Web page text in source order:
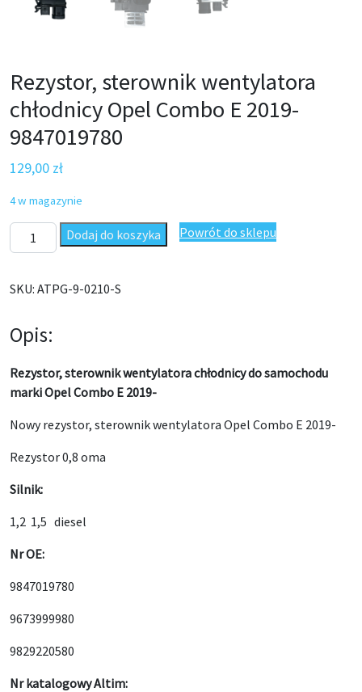
Rezystor, sterownik wentylatora
chłodnicy Opel Combo E 2019-
9847019780
129,00 zł
4 w magazynie
ilość Rezystor, sterownik wentylatora chłodnicy Opel Combo E
Dodaj do koszyka Powrót do sklepu
SKU: ATPG-9-0210-S
Opis:
Rezystor, sterownik wentylatora chłodnicy do samochodu
marki Opel Combo E 2019-
Nowy rezystor, sterownik wentylatora Opel Combo E 2019-
Rezystor 0,8 oma
Silnik:
1,2 1,5 diesel
Nr OE:
9847019780
9673999980
9829220580
Nr katalogowy Altim: